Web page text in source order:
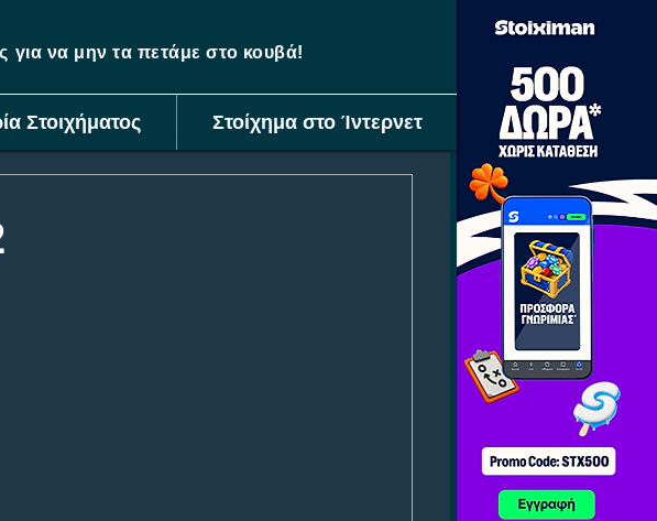
για να μην τα πετάμε στο κουβά!
Στοιχήματος Στοίχημα στο Ίντερνετ